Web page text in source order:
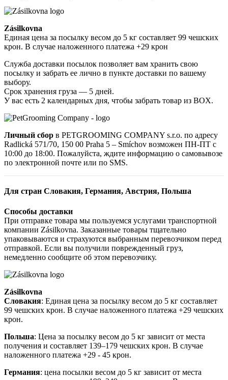
Zásilkovna
Единая цена за посылку весом до 5 кг составляет 99 чешских
крон. В случае наложенного платежа +29 крон
Служба доставки посылок позволяет вам хранить свою
посылку и забрать ее лично в пункте доставки по вашему
выбору.
Срок хранения груза — 5 дней.
У вас есть 2 календарных дня, чтобы забрать товар из BOX.
Личный сбор в PETGROOMING COMPANY s.r.o. по адресу
Radlická 571/70, 150 00 Praha 5 – Smíchov возможен ПН-ПТ с
10:00 до 18:00. Пожалуйста, ждите информацию о самовывозе
по электронной почте или по SMS.
Для стран Словакия, Германия, Австрия, Польша
Способы доставки
При отправке товара мы пользуемся услугами транспортной
компании Zásilkovna. Заказанные товары тщательно
упаковываются и страхуются выбранным перевозчиком перед
отправкой. Если вы получили поврежденный груз,
немедленно сообщите об этом перевозчику.
Zásilkovna
Словакия: Единая цена за посылку весом до 5 кг составляет
99 чешских крон. В случае наложенного платежа +29 чешских
крон.
Польша: Цена за посылку весом до 5 кг зависит от места
получения и составляет 139–179 чешских крон. В случае
наложенного платежа +29 - 45 крон.
Германия: цена посылки весом до 5 кг зависит от места